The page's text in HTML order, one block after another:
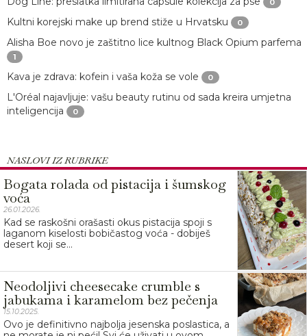
Kultni korejski make up brend stiže u Hrvatsku 0
Alisha Boe novo je zaštitno lice kultnog Black Opium parfema
1
Kava je zdrava: kofein i vaša koža se vole 0
L'Oréal najavljuje: vašu beauty rutinu od sada kreira umjetna
inteligencija
0
NASLOVI IZ RUBRIKE
Bogata rolada od pistacija i šumskog
voća
26.01.2026.
Kad se raskošni orašasti okus pistacija spoji s
laganom kiselosti bobičastog voća - dobiješ
desert koji se...
Neodoljivi cheesecake crumble s
jabukama i karamelom bez pečenja
15.10.2025.
Ovo je definitivno najbolja jesenska poslastica, a